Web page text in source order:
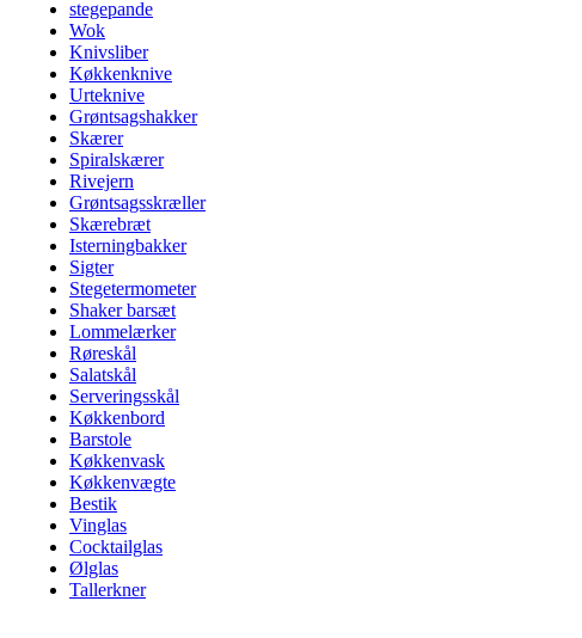
stegepande
Wok
Knivsliber
Køkkenknive
Urteknive
Grøntsagshakker
Skærer
Spiralskærer
Rivejern
Grøntsagsskræller
Skærebræt
Isterningbakker
Sigter
Stegetermometer
Shaker barsæt
Lommelærker
Røreskål
Salatskål
Serveringsskål
Køkkenbord
Barstole
Køkkenvask
Køkkenvægte
Bestik
Vinglas
Cocktailglas
Ølglas
Tallerkner